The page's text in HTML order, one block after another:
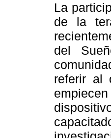
La
de la
del
referir al